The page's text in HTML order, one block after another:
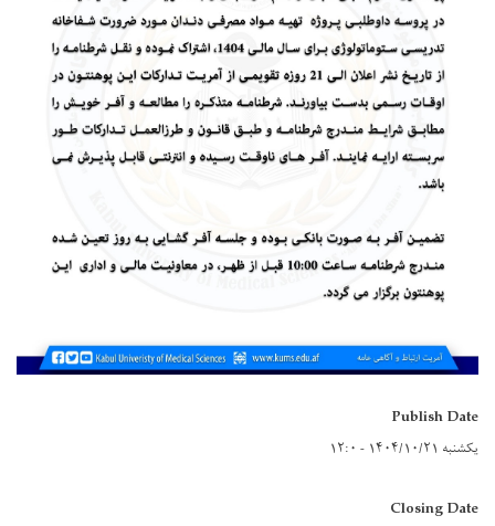
Publish Date
یکشنبه ۱۴۰۴/۱۰/۲۱ - ۱۲:۰
Closing Date